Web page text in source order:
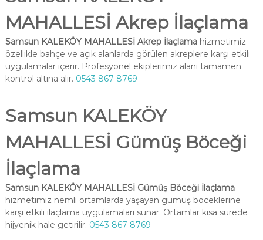
MAHALLESİ Akrep İlaçlama
Samsun KALEKÖY MAHALLESİ Akrep İlaçlamahizmetimiz
özellikle bahçe ve açık alanlarda görülen akreplere karşı etkili
uygulamalar içerir. Profesyonel ekiplerimiz alanı tamamen
kontrol altına alır. 0543 867 8769
Samsun KALEKÖY
MAHALLESİ Gümüş Böceği
İlaçlama
Samsun KALEKÖY MAHALLESİ Gümüş Böceği İlaçlama
hizmetimiz nemli ortamlarda yaşayan gümüş böceklerine
karşı etkili ilaçlama uygulamaları sunar. Ortamlar kısa sürede
hijyenik hale getirilir. 0543 867 8769